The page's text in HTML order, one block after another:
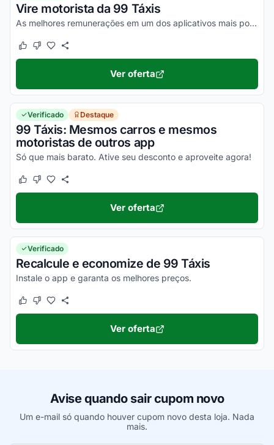
Vire motorista da 99 Táxis
As melhores remunerações em um dos aplicativos mais populares!
Este cupom funcionou
Este cupom não funcionou
Ver oferta
Verificado Destaque
99 Táxis: Mesmos carros e mesmos
motoristas de outros app
Só que mais barato. Ative seu desconto e aproveite agora!
Este cupom funcionou
Este cupom não funcionou
Ver oferta
Verificado
Recalcule e economize de 99 Táxis
Instale o app e garanta os melhores preços.
Este cupom funcionou
Este cupom não funcionou
Ver oferta
Avise quando sair cupom novo
Um e-mail só quando houver cupom novo desta loja. Nada
mais.